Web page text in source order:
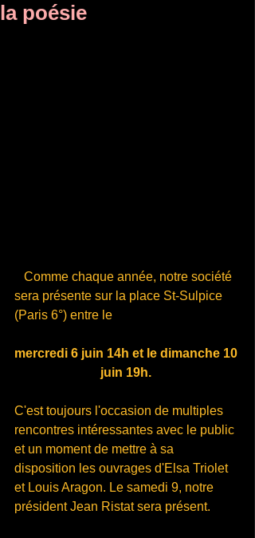
la poésie
  Comme chaque année, notre société
sera présente sur la place St-Sulpice
(Paris 6°) entre le
mercredi 6 juin 14h et le dimanche 10
juin 19h.
C'est toujours l'occasion de multiples
rencontres intéressantes avec le public
et un moment de mettre à sa
disposition les ouvrages d'Elsa Triolet
et Louis Aragon. Le samedi 9, notre
président Jean Ristat sera présent.